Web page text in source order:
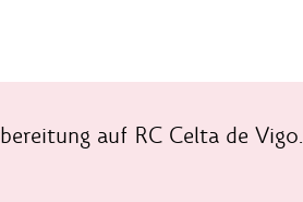
auf RC Celta de Vigo.